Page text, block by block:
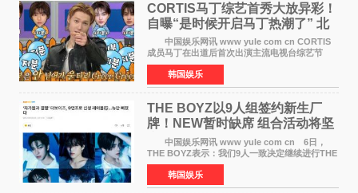
CORTIS马丁综艺首秀大放异彩！
自曝“是时候开启马丁热潮了” 北
美巡演火热进行中
中国娱乐网讯 www yule com cn CORTIS
成员马丁在出道后首次出演主流电视台综艺节
目，展现了多才多艺的魅力。 马丁出演了5日
播出的MBC《Radio Star》Fashion与Passion
之间，I&lsquo;m
韩国娱乐
THE BOYZ以9人组签约新生厂
牌！NEW暂时缺席 组合活动将坚
定不移继续
中国娱乐网讯 www yule com cn 6日，
THE BOYZ表示：我们9人一致决定继续进行THE
BOYZ组合活动，并且已经完成了组合团体活动
签约。目前正在新生厂牌下进行活动准备。尚未
离开THE BOYZ原所
韩国娱乐